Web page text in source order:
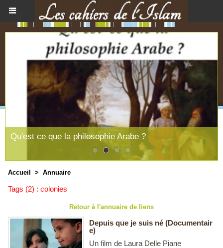
Qu'est ce que la philosophie Arabe ?
Accueil > Annuaire
Tags (2) : colonies
Retour à l'annuaire de liens
Depuis que je suis né (Documentair
e)
Un film de Laura Delle Piane